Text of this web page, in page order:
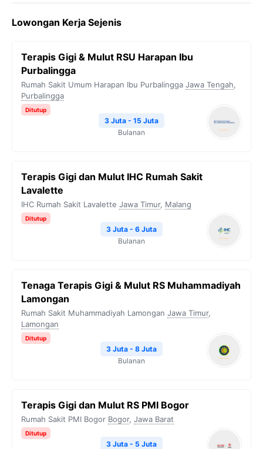
Lowongan Kerja Sejenis
Terapis Gigi & Mulut RSU Harapan Ibu
Purbalingga
Rumah Sakit Umum Harapan Ibu Purbalingga Jawa Tengah,
Purbalingga
Ditutup
3 Juta - 15 Juta
Bulanan
Terapis Gigi dan Mulut IHC Rumah Sakit
Lavalette
IHC Rumah Sakit Lavalette Jawa Timur, Malang
Ditutup
3 Juta - 6 Juta
Bulanan
Tenaga Terapis Gigi & Mulut RS Muhammadiyah
Lamongan
Rumah Sakit Muhammadiyah Lamongan Jawa Timur,
Lamongan
Ditutup
3 Juta - 8 Juta
Bulanan
Terapis Gigi dan Mulut RS PMI Bogor
Rumah Sakit PMI Bogor Bogor, Jawa Barat
Ditutup
3 Juta - 5 Juta